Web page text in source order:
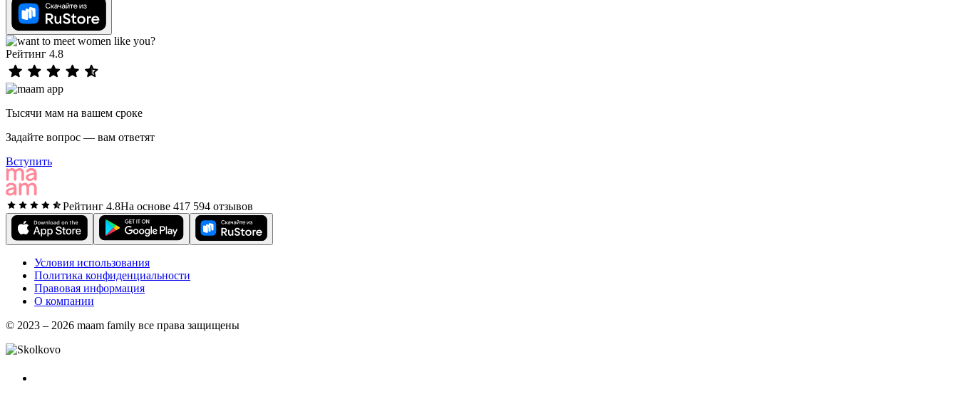
Рейтинг 4.8
Тысячи мам на вашем сроке
Задайте вопрос — вам ответят
Вступить
Рейтинг 4.8На основе 417 594 отзывов
Условия использования
Политика конфиденциальности
Правовая информация
О компании
© 2023 – 2026 maam family все права защищены